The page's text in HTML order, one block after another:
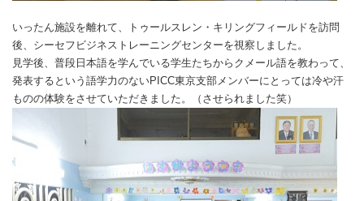
いったん施設を離れて、トゥールスレン・キリングフィールドを訪問
後、シーセフビジネストレーニングセンターを視察しました。
見学後、普段日本語を学んでいる学生たちからクメール語を教わって、
発表するという語学力のないPICC東京支部メンバーにとっては冷や汗
ものの体験をさせていただきました。（させられました笑）